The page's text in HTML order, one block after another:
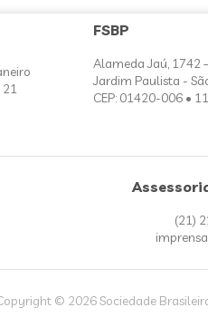
FSBP
Alameda Jaú, 1742
Jardim Paulista -
CEP: 01420-006 •
(21)
© 2026 Sociedade